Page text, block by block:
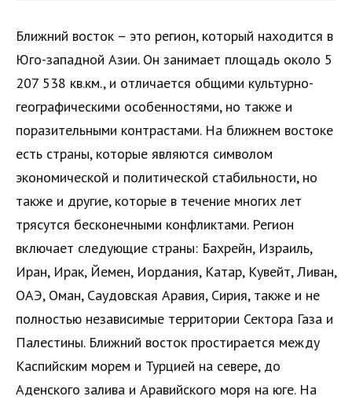
Ближний восток – это регион, который находится в
Юго-западной Азии. Он занимает площадь около 5
207 538 кв.км., и отличается общими культурно-
географическими особенностями, но также и
поразительными контрастами. На ближнем востоке
есть страны, которые являются символом
экономической и политической стабильности, но
также и другие, которые в течение многих лет
трясутся бесконечными конфликтами. Регион
включает следующие страны: Бахрейн, Израиль,
Иран, Ирак, Йемен, Иордания, Катар, Кувейт, Ливан,
ОАЭ, Оман, Саудовская Аравия, Сирия, также и не
полностью независимые территории Сектора Газа и
Палестины. Ближний восток простирается между
Каспийским морем и Турцией на севере, до
Аденского залива и Аравийского моря на юге. На